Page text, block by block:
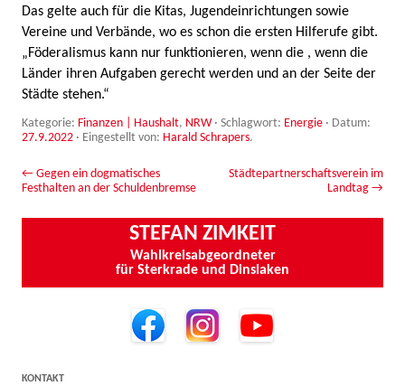
Das gelte auch für die Kitas, Jugendeinrichtungen sowie
Vereine und Verbände, wo es schon die ersten Hilferufe gibt.
„Föderalismus kann nur funktionieren, wenn die , wenn die
Länder ihren Aufgaben gerecht werden und an der Seite der
Städte stehen.“
Kategorie: Finanzen | Haushalt, NRW · Schlagwort: Energie · Datum:
27.9.2022 · Eingestellt von: Harald Schrapers.
Beitrags-Navigation
← Gegen ein dogmatisches
Festhalten an der Schuldenbremse
Städtepartnerschaftsverein im
Landtag →
STEFAN ZIMKEIT
Wahlkreisabgeordneter
für Sterkrade und Dinslaken
KONTAKT